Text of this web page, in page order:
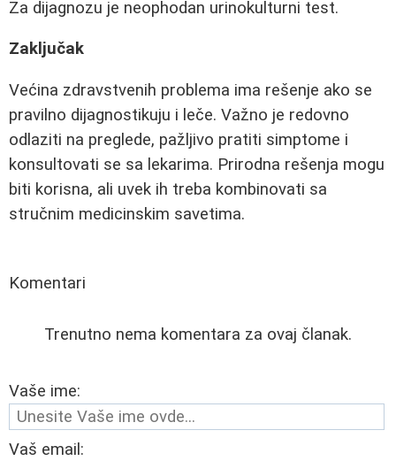
Za dijagnozu je neophodan urinokulturni test.
Zaključak
Većina zdravstvenih problema ima rešenje ako se
pravilno dijagnostikuju i leče. Važno je redovno
odlaziti na preglede, pažljivo pratiti simptome i
konsultovati se sa lekarima. Prirodna rešenja mogu
biti korisna, ali uvek ih treba kombinovati sa
stručnim medicinskim savetima.
Komentari
Trenutno nema komentara za ovaj članak.
Vaše ime:
Vaš email: